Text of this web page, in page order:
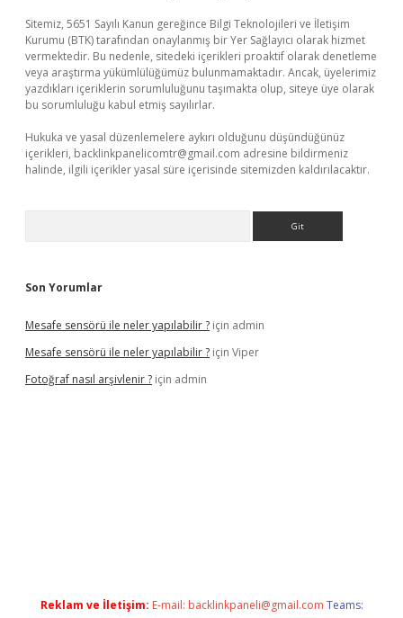
Sitemiz, 5651 Sayılı Kanun gereğince Bilgi Teknolojileri ve İletişim
Kurumu (BTK) tarafından onaylanmış bir Yer Sağlayıcı olarak hizmet
vermektedir. Bu nedenle, sitedeki içerikleri proaktif olarak denetleme
veya araştırma yükümlülüğümüz bulunmamaktadır. Ancak, üyelerimiz
yazdıkları içeriklerin sorumluluğunu taşımakta olup, siteye üye olarak
bu sorumluluğu kabul etmiş sayılırlar.
Hukuka ve yasal düzenlemelere aykırı olduğunu düşündüğünüz
içerikleri, backlinkpanelicomtr@gmail.com adresine bildirmeniz
halinde, ilgili içerikler yasal süre içerisinde sitemizden kaldırılacaktır.
Son Yorumlar
Mesafe sensörü ile neler yapılabilir ? için admin
Mesafe sensörü ile neler yapılabilir ? için Viper
Fotoğraf nasıl arşivlenir ? için admin
Reklam ve İletişim: E-mail: backlinkpaneli@gmail.com Teams: